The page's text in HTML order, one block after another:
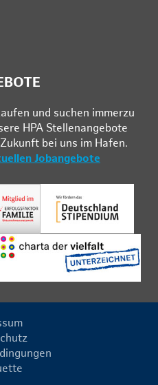
und su­chen im­mer­zu
HPA Stel­len­an­ge­bo­te
bei uns im Ha­fen.
Jobangebote